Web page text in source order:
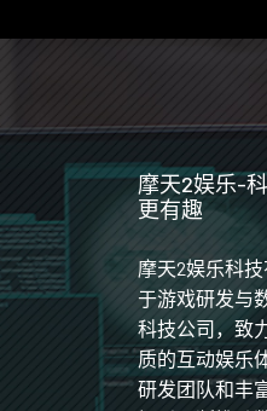
摩天2娱乐-
更有趣
摩天2娱乐科
于游戏研发与
科技公司，致
质的互动娱乐
研发团队和丰